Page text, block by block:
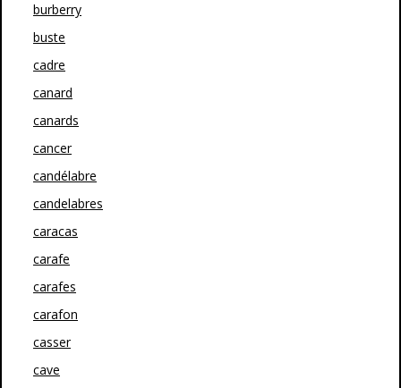
burberry
buste
cadre
canard
canards
cancer
candélabre
candelabres
caracas
carafe
carafes
carafon
casser
cave